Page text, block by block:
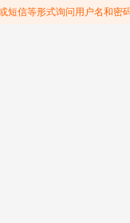
信等形式询问用户名和密